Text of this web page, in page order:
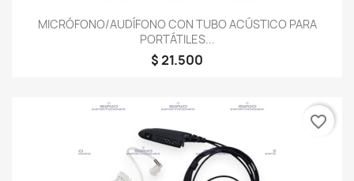
MICRÓFONO/AUDÍFONO CON TUBO ACÚSTICO PARA
PORTÁTILES...
$ 21.500
favorite_border